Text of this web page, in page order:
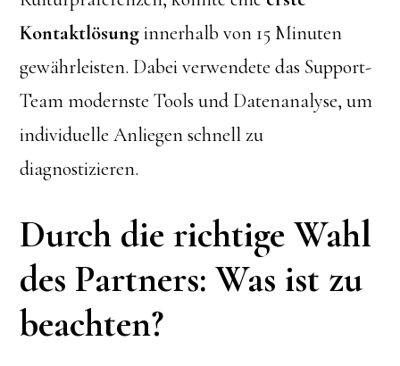
Kontaktlösunginnerhalb von 15 Minuten
gewährleisten. Dabei verwendete das Support-
Team modernste Tools und Datenanalyse, um
individuelle Anliegen schnell zu
diagnostizieren.
Durch die richtige Wahl
des Partners: Was ist zu
beachten?